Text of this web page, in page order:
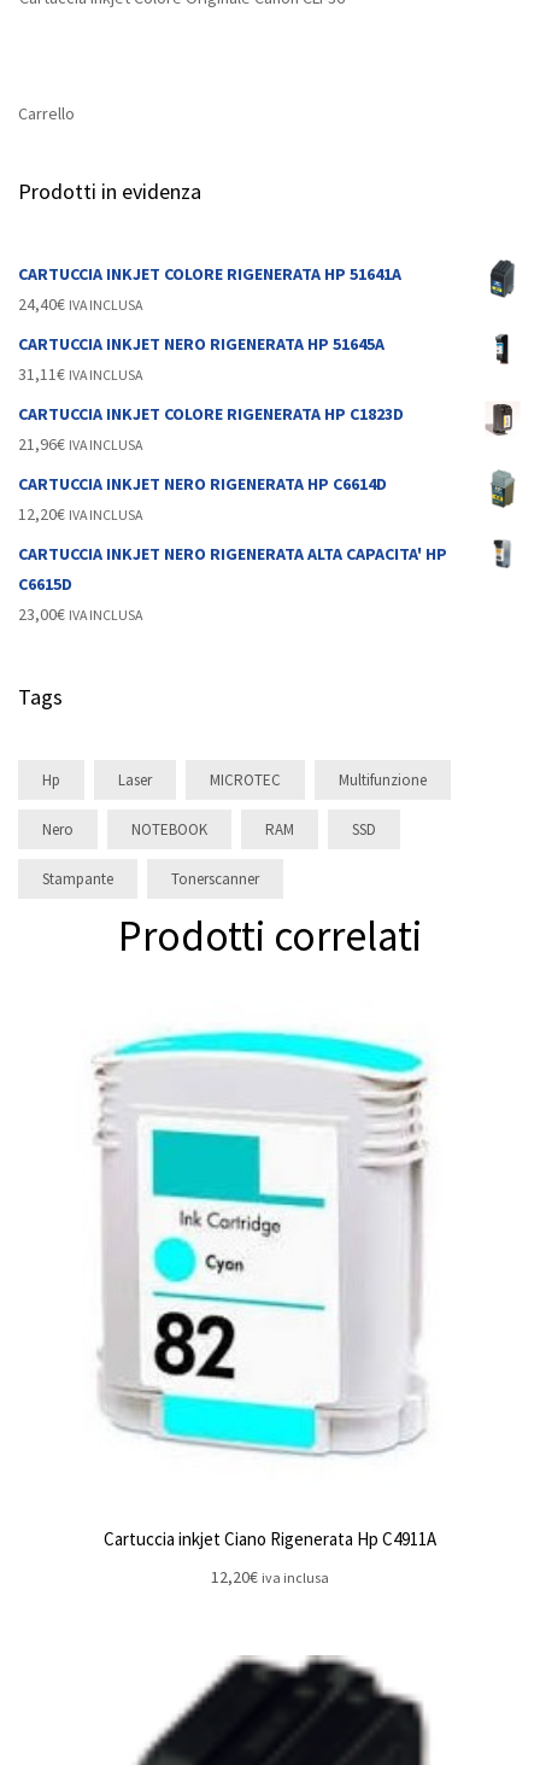
Carrello
Prodotti in evidenza
CARTUCCIA INKJET COLORE RIGENERATA HP 51641A
24,40€ IVA INCLUSA
CARTUCCIA INKJET NERO RIGENERATA HP 51645A
31,11€ IVA INCLUSA
CARTUCCIA INKJET COLORE RIGENERATA HP C1823D
21,96€ IVA INCLUSA
CARTUCCIA INKJET NERO RIGENERATA HP C6614D
12,20€ IVA INCLUSA
CARTUCCIA INKJET NERO RIGENERATA ALTA CAPACITA' HP
C6615D
23,00€ IVA INCLUSA
Tags
Hp Laser MICROTEC Multifunzione
Nero NOTEBOOK RAM SSD
Stampante Tonerscanner
Prodotti correlati
Cartuccia inkjet Ciano Rigenerata Hp C4911A
12,20€ iva inclusa